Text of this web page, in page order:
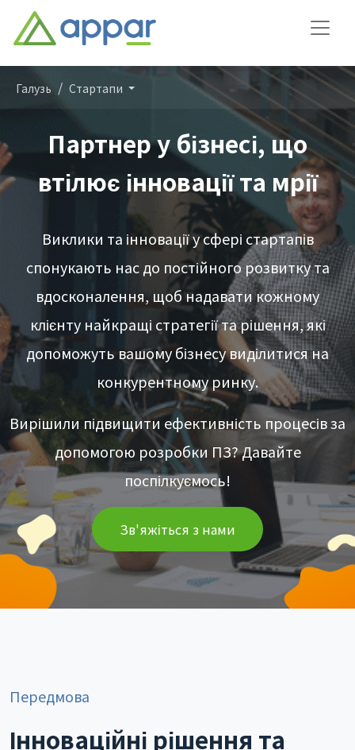
Галузь Стартапи
Партнер у бізнесі, що
втілює інновації та мрії
Виклики та інновації у сфері стартапів
спонукають нас до постійного розвитку та
вдосконалення, щоб надавати кожному
клієнту найкращі стратегії та рішення, які
допоможуть вашому бізнесу виділитися на
конкурентному ринку.
Вирішили підвищити ефективність процесів за
допомогою розробки ПЗ? Давайте
поспілкуємось!
Зв'яжіться з нами
Передмова
Інноваційні рішення та